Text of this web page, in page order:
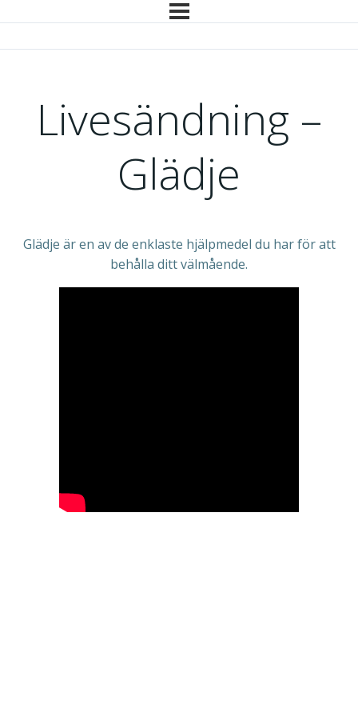
Livesändning –
Glädje
Glädje är en av de enklaste hjälpmedel du har för att
behålla ditt välmående.